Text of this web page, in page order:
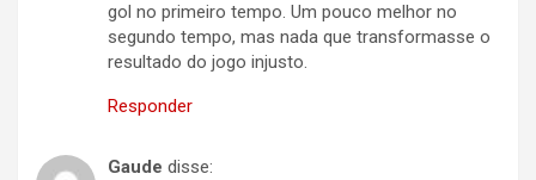
gol no primeiro tempo. Um pouco melhor no
segundo tempo, mas nada que transformasse o
resultado do jogo injusto.
Responder
Gaude disse: